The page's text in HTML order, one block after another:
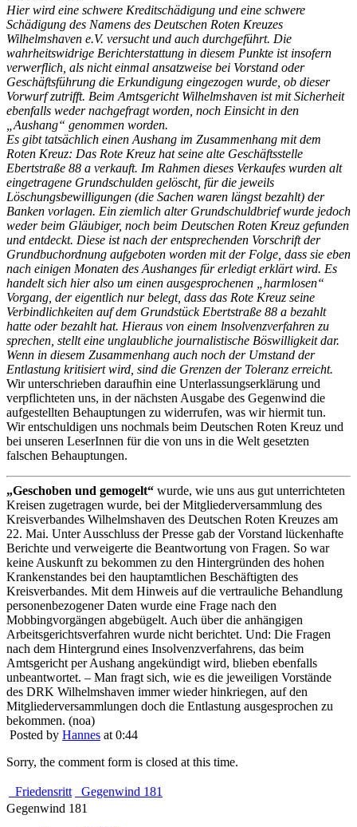
Hier wird eine schwere Kreditschädigung und eine schwere
Schädigung des Namens des Deutschen Roten Kreuzes
Wilhelmshaven e.V. versucht und auch durchgeführt. Die
wahrheitswidrige Berichterstattung in diesem Punkte ist insofern
verwerflich, als nicht einmal ansatzweise bei Vorstand oder
Geschäftsführung die Erkundigung eingezogen wurde, ob dieser
Vorwurf zutrifft. Beim Amtsgericht Wilhelmshaven ist mit Sicherheit
ebenfalls weder nachgefragt worden, noch Einsicht in den
„Aushang“ genommen worden.
Es gibt tatsächlich einen Aushang im Zusammenhang mit dem
Roten Kreuz: Das Rote Kreuz hat seine alte Geschäftsstelle
Ebertstraße 88 a verkauft. Im Rahmen dieses Verkaufes wurden alt
eingetragene Grundschulden gelöscht, für die jeweils
Löschungsbewilligungen (die Sachen waren längst bezahlt) der
Banken vorlagen. Ein ziemlich alter Grundschuldbrief wurde jedoch
weder beim Gläubiger, noch beim Deutschen Roten Kreuz gefunden
und entdeckt. Diese ist nach der entsprechenden Vorschrift der
Grundbuchordnung aufgeboten worden mit der Folge, dass sie eben
nach einigen Monaten des Aushanges für erledigt erklärt wird. Es
handelt sich hier also um einen ausgesprochenen „harmlosen“
Vorgang, der eigentlich nur belegt, dass das Rote Kreuz seine
Verbindlichkeiten auf dem Grundstück Ebertstraße 88 a bezahlt
hatte oder bezahlt hat. Hieraus von einem lnsolvenzverfahren zu
sprechen, stellt eine unglaubliche journalistische Böswilligkeit dar.
Wenn in diesem Zusammenhang auch noch der Umstand der
Entlastung kritisiert wird, sind die Grenzen der Toleranz erreicht.
Wir unterschrieben daraufhin eine Unterlassungserklärung und
verpflichteten uns, in der nächsten Ausgabe des Gegenwind die
aufgestellten Behauptungen zu widerrufen, was wir hiermit tun.
Wir entschuldigen uns nochmals beim Deutschen Roten Kreuz und
bei unseren LeserInnen für die von uns in die Welt gesetzten
falschen Behauptungen.
„Geschoben und gemogelt“ wurde, wie uns aus gut unterrichteten
Kreisen zugetragen wurde, bei der Mitgliederversammlung des
Kreisverbandes Wilhelmshaven des Deutschen Roten Kreuzes am
22. Mai. Unter Ausschluss der Presse gab der Vorstand lückenhafte
Berichte und verweigerte die Beantwortung von Fragen. So war
keine Auskunft zu bekommen zu den Hintergründen des hohen
Krankenstandes bei den hauptamtlichen Beschäftigten des
Kreisverbandes. Mit dem Hinweis auf die vertrauliche Behandlung
personenbezogener Daten wurde eine Frage nach den
Mobbingvorgängen abgebügelt. Auch über die anhängigen
Arbeitsgerichtsverfahren wurde nicht berichtet. Und: Die Fragen
nach dem Hintergrund eines Insolvenzverfahrens, das beim
Amtsgericht per Aushang angekündigt wird, blieben ebenfalls
unbeantwortet. – Man fragt sich, wie es die jeweiligen Vorstände
des DRK Wilhelmshaven immer wieder hinkriegen, auf den
Mitgliederversammlungen doch die Entlastung ausgesprochen zu
bekommen. (noa)
Posted by Hannes at 0:44
Sorry, the comment form is closed at this time.
Friedensritt
Gegenwind 181
Gegenwind 181